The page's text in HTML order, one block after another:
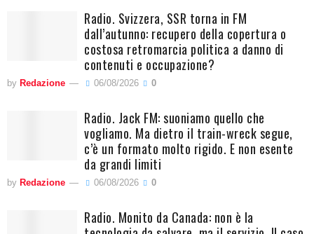
Radio. Svizzera, SSR torna in FM
dall’autunno: recupero della copertura o
costosa retromarcia politica a danno di
contenuti e occupazione?
by Redazione 06/08/2026 0
Radio. Jack FM: suoniamo quello che
vogliamo. Ma dietro il train-wreck segue,
c’è un formato molto rigido. E non esente
da grandi limiti
by Redazione 06/08/2026 0
Radio. Monito da Canada: non è la